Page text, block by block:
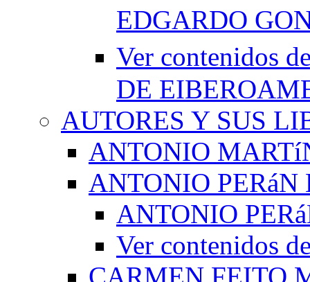
EDGARDO
Ver contenidos
DE
AUTORES Y SUS
ANTONIO
ANTONIO PERáN
ANTONIO
Ver contenidos
CARMEN FEITO